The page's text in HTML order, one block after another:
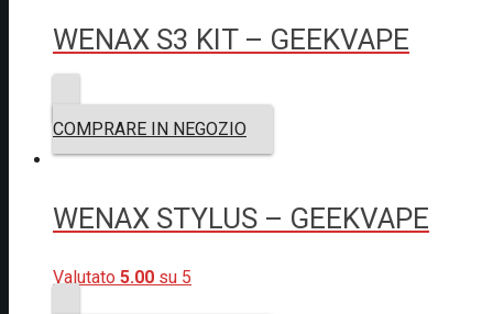
WENAX S3 KIT – GEEKVAPE
COMPRARE IN NEGOZIO
WENAX STYLUS – GEEKVAPE
Valutato 5.00 su 5